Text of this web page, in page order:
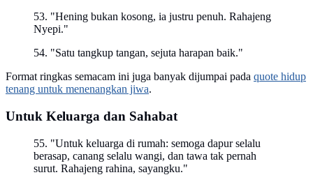
53. "Hening bukan kosong, ia justru penuh. Rahajeng
Nyepi."
54. "Satu tangkup tangan, sejuta harapan baik."
Format ringkas semacam ini juga banyak dijumpai pada quote hidup
tenang untuk menenangkan jiwa.
Untuk Keluarga dan Sahabat
55. "Untuk keluarga di rumah: semoga dapur selalu
berasap, canang selalu wangi, dan tawa tak pernah
surut. Rahajeng rahina, sayangku."